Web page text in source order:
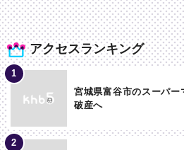
アクセスランキング
宮城県富谷市のスーパー
破産へ